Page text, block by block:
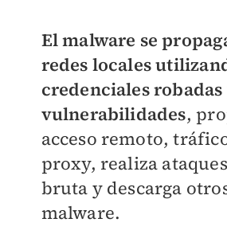
El malware se
redes locales
credenciales robadas
vulnerabilidades,
acceso remoto,
proxy, realiza
bruta y descarga
malware.